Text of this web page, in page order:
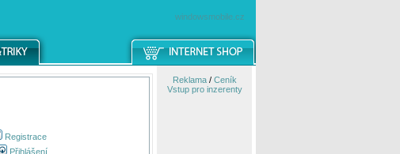
windowsmobile.cz
Registrace
Přihlášení
Reklama/ Ceník
Vstup pro inzerenty